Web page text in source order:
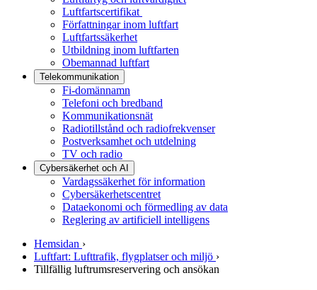
Luftfartscertifikat
Författningar inom luftfart
Luftfartssäkerhet
Utbildning inom luftfarten
Obemannad luftfart
Telekommunikation
Fi-domännamn
Telefoni och bredband
Kommunikationsnät
Radiotillstånd och radiofrekvenser
Postverksamhet och utdelning
TV och radio
Cybersäkerhet och AI
Vardagssäkerhet för information
Cybersäkerhetscentret
Dataekonomi och förmedling av data
Reglering av artificiell intelligens
Hemsidan ›
Luftfart: Lufttrafik, flygplatser och miljö ›
Tillfällig luftrumsreservering och ansökan